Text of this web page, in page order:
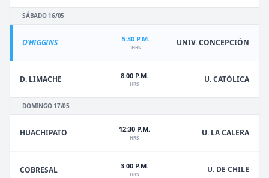
SÁBADO 16/05
O'HIGGINS 5:30 P.M.
HRS UNIV. CONCEPCIÓN
D. LIMACHE 8:00 P.M.
HRS U. CATÓLICA
DOMINGO 17/05
HUACHIPATO 12:30 P.M.
HRS U. LA CALERA
COBRESAL 3:00 P.M.
HRS U. DE CHILE